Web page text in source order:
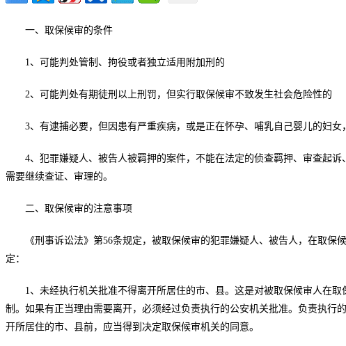
一、取保候审的条件
1、可能判处管制、拘役或者独立适用附加刑的
2、可能判处有期徒刑以上刑罚，但实行取保候审不致发生社会危险性的
3、有逮捕必要，但因患有严重疾病，或是正在怀孕、哺乳自己婴儿的妇女
4、犯罪嫌疑人、被告人被羁押的案件，不能在法定的侦查羁押、审查起诉
需要继续查证、审理的。
二、取保候审的注意事项
《刑事诉讼法》第56条规定，被取保候审的犯罪嫌疑人、被告人，在取保
定：
1、未经执行机关批准不得离开所居住的市、县。这是对被取保候审人在取
制。如果有正当理由需要离开，必须经过负责执行的公安机关批准。负责执行
开所居住的市、县前，应当得到决定取保候审机关的同意。